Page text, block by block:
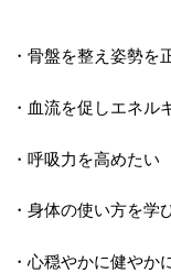
・骨盤を整え姿勢を
・血流を促しエネル
・呼吸力を高めたい
・身体の使い方を学
・心穏やかに健やか